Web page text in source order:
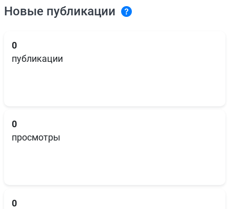
Новые публикации
0
публикации
0
просмотры
0